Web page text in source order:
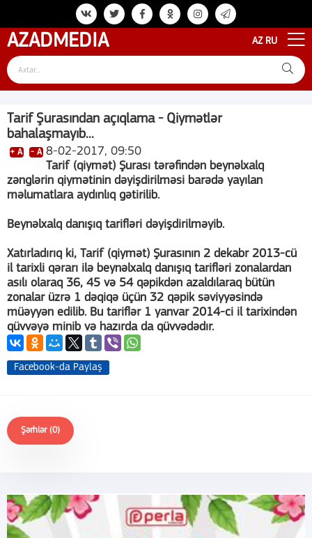
AZADMEDIA AZ RU
Tarif Şurasından açıqlama - Qiymətlər
bahalaşmayıb...
+ A - A 8-02-2017, 09:50
Tarif (qiymət) Şurası tərəfindən beynəlxalq
zənglərin qiymətinin dəyişdirilməsi barədə yayılan
məlumatlara aydınlıq gətirilib.
Beynəlxalq danışıq tarifləri dəyişdirilməyib.
Xatırladırıq ki, Tarif (qiymət) Şurasının 2 dekabr 2013-cü
il tarixli qərarı ilə beynəlxalq danışıq tarifləri zonalardan
asılı olaraq 36, 45 və 54 qəpikdən azaldılaraq bütün
zonalar üzrə 1 dəqiqə üçün 32 qəpik səviyyəsində
müəyyən edilib. Bu tariflər 1 yanvar 2014-ci il tarixindən
qüvvəyə minib və hazırda da qüvvədədır.
Facebook-da Paylaş
Şərhlər (0)